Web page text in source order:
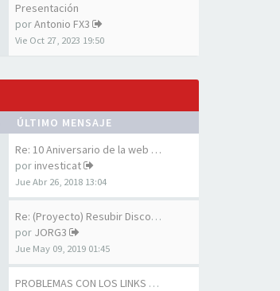
Presentación
porAntonio FX3
Vie Oct 27, 2023 19:50
ÚLTIMO MENSAJE
Re: 10 Aniversario de la web …
por investicat
Jue Abr 26, 2018 13:04
Re: (Proyecto) Resubir Discos…
por JORG3
Jue May 09, 2019 01:45
PROBLEMAS CON LOS LINKS DE LA…